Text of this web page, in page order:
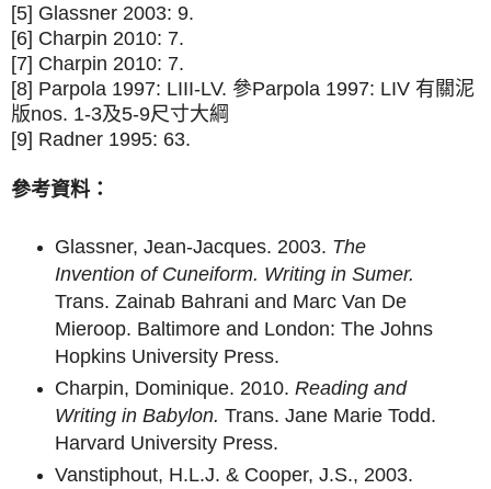
[5] Glassner 2003: 9.
[6] Charpin 2010: 7.
[7] Charpin 2010: 7.
[8] Parpola 1997: LIII-LV. 參Parpola 1997: LIV 有關泥
版nos. 1-3及5-9尺寸大綱
[9] Radner 1995: 63.
參考資料：
Glassner, Jean-Jacques. 2003. The
Invention of Cuneiform. Writing in Sumer.
Trans. Zainab Bahrani and Marc Van De
Mieroop. Baltimore and London: The Johns
Hopkins University Press.
Charpin, Dominique. 2010. Reading and
Writing in Babylon. Trans. Jane Marie Todd.
Harvard University Press.
Vanstiphout, H.L.J. & Cooper, J.S., 2003.